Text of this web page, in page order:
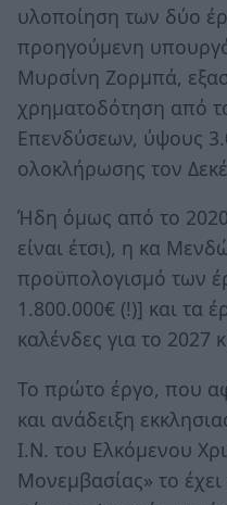
υλοποίηση των δύο
προηγούμενη
Μυρσίνη Ζορμπά,
χρηματοδότηση από
Επενδύσεων, ύψους
ολοκλήρωσης τον
Ήδη όμως από το
είναι έτσι), η κα
προϋπολογισμό των
1.800.000€ (!)] και τα
καλένδες για το 2027
Το πρώτο έργο, που
και ανάδειξη
Ι.Ν. του Ελκόμενου
Μονεμβασίας» το